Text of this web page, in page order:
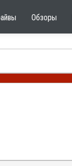
Обзоры